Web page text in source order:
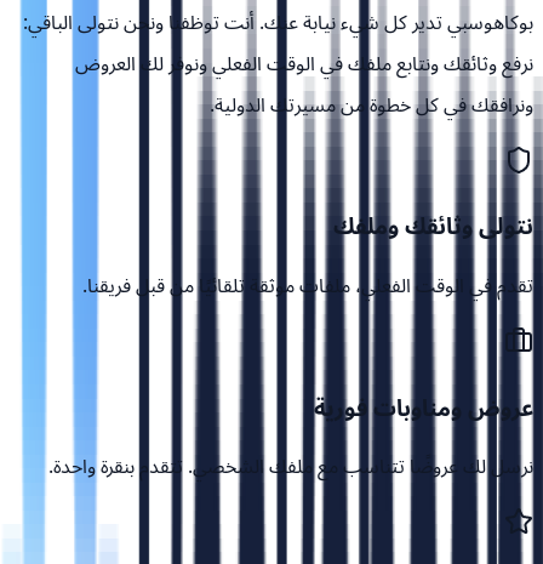
بوكاهوسبي تدير كل شيء نيابة عنك. أنت توظفنا ونحن نتولى الباقي:
نرفع وثائقك ونتابع ملفك في الوقت الفعلي ونوفر لك العروض
ونرافقك في كل خطوة من مسيرتك الدولية.
نتولى وثائقك وملفك
تقدم في الوقت الفعلي، ملفات موثقة تلقائيًا من قبل فريقنا.
عروض ومناوبات فورية
نرسل لك عروضًا تتناسب مع ملفك الشخصي. تتقدم بنقرة واحدة.